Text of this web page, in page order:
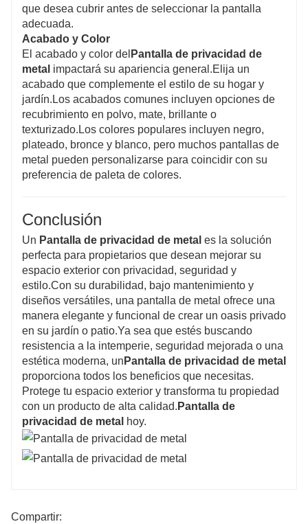
que desea cubrir antes de seleccionar la pantalla
adecuada.
Acabado y Color
El acabado y color del Pantalla de privacidad de
metal impactará su apariencia general.Elija un
acabado que complemente el estilo de su hogar y
jardín.Los acabados comunes incluyen opciones de
recubrimiento en polvo, mate, brillante o
texturizado.Los colores populares incluyen negro,
plateado, bronce y blanco, pero muchos pantallas de
metal pueden personalizarse para coincidir con su
preferencia de paleta de colores.
Conclusión
Un Pantalla de privacidad de metal es la solución
perfecta para propietarios que desean mejorar su
espacio exterior con privacidad, seguridad y
estilo.Con su durabilidad, bajo mantenimiento y
diseños versátiles, una pantalla de metal ofrece una
manera elegante y funcional de crear un oasis privado
en su jardín o patio.Ya sea que estés buscando
resistencia a la intemperie, seguridad mejorada o una
estética moderna, un Pantalla de privacidad de metal
proporciona todos los beneficios que necesitas.
Protege tu espacio exterior y transforma tu propiedad
con un producto de alta calidad. Pantalla de
privacidad de metal hoy.
Compartir: